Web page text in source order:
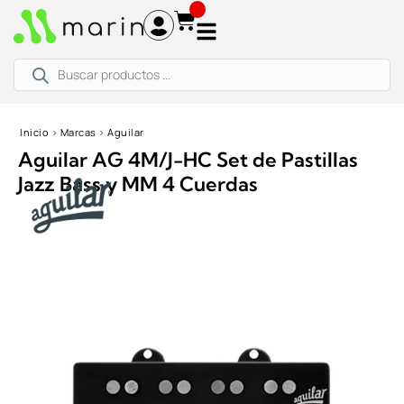
productos
Inicio › Marcas › Aguilar
Aguilar AG 4M/J-HC Set de Pastillas
Jazz Bass y MM 4 Cuerdas